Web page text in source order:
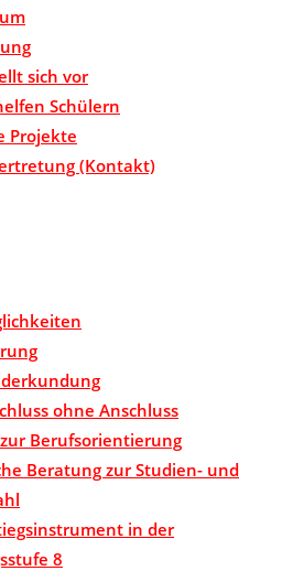
sich vor
Schülern
Projekte
(Kontakt)
ohne Anschluss
Berufsorientierung
Beratung zur Studien- und
in der
8